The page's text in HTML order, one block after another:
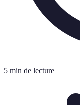
5 min de lecture